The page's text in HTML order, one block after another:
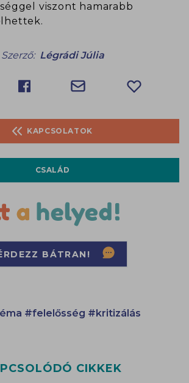
viszont hamarabb
Szerző: Légrádi Júlia
KAPCSOLATOK
CSALÁD
BÁTRAN!
#felelősség #kritizálás
CIKKEK